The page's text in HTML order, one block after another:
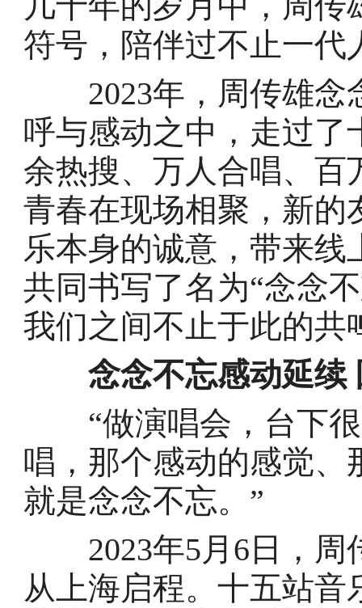
符号，陪伴过不止一代
2023年，周传雄念
呼与感动之中，走过了
余热搜、万人合唱、
青春在现场相聚，新的
乐本身的诚意，带来
共同书写了名为“念念
我们之间不止于此的共
念念不忘感动延续
“做演唱会，台下很
唱，那个感动的感觉、
就是念念不忘。”
2023年5月6日，周
从上海启程。十五站